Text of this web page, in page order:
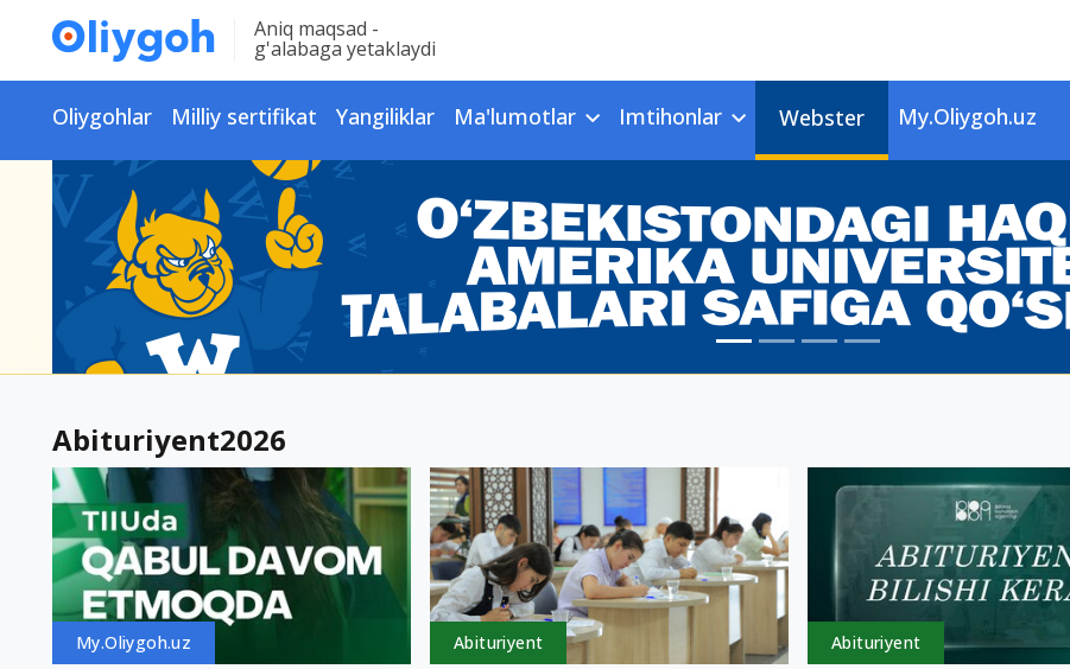
Aniq maqsad -
g'alabaga yetaklaydi
Oliygohlar Milliy sertifikat Yangiliklar Ma'lumotlar Imtihonlar Webster My.Oliygoh.uz
Abituriyent2026
My.Oliygoh.uz Abituriyent Abituriyent